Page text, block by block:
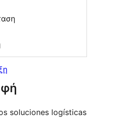
soluciones logísticas